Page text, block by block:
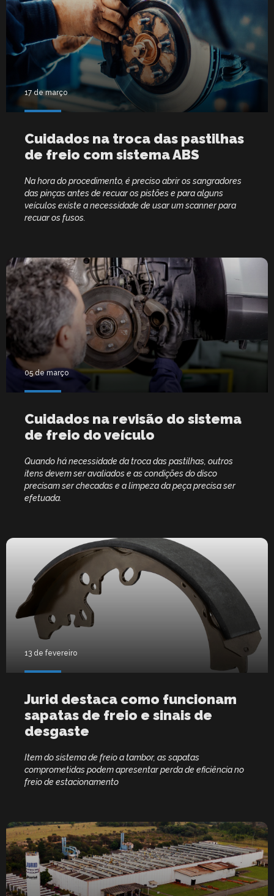
17 de março
Cuidados na troca das pastilhas
de freio com sistema ABS
Na hora do procedimento, é preciso abrir os sangradores
das pinças antes de recuar os pistões e para alguns
veículos existe a necessidade de usar um scanner para
recuar os fusos.
05 de março
Cuidados na revisão do sistema
de freio do veículo
Quando há necessidade da troca das pastilhas, outros
itens devem ser avaliados e as condições do disco
precisam ser checadas e a limpeza da peça precisa ser
efetuada.
13 de fevereiro
Jurid destaca como funcionam
sapatas de freio e sinais de
desgaste
Item do sistema de freio a tambor, as sapatas
comprometidas podem apresentar perda de eficiência no
freio de estacionamento